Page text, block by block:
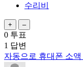
수리비
0 투표
1 답변
자동으로 휴대폰 소